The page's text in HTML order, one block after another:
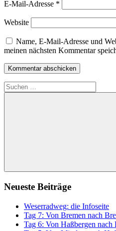
E-Mail-Adresse *
Website
Name, E-Mail-Adresse und
meinen nächsten Kommentar
Suchen
nach:
Suchen
Neueste Beiträge
Weserradweg: die Infoseite
Tag 7: Von Bremen nach
Tag 6: Von Haßbergen nach